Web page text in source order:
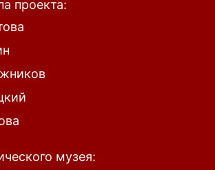
проекта:
музея: